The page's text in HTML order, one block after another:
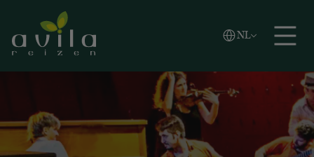
Zoeken
NL
Vlaams
English